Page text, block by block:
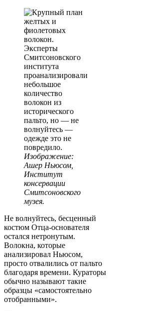
Эксперты
Смитсоновского
института
проанализировали
небольшое
количество
волокон из
исторического
пальто, но — не
волнуйтесь —
одежде это не
повредило.
Изображение:
Ашер Ньюсом,
Институт
консервации
Смитсоновского
музея.
Не волнуйтесь, бесценный
костюм Отца-основателя
остался нетронутым.
Волокна, которые
анализировал Ньюсом,
просто отвалились от пальто
благодаря времени. Кураторы
обычно называют такие
образцы «самостоятельно
отобранными».